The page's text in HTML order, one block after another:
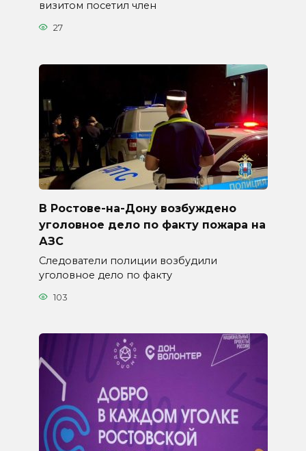
визитом посетил член
27
В Ростове-на-Дону возбуждено
уголовное дело по факту пожара на
АЗС
Следователи полиции возбудили
уголовное дело по факту
103